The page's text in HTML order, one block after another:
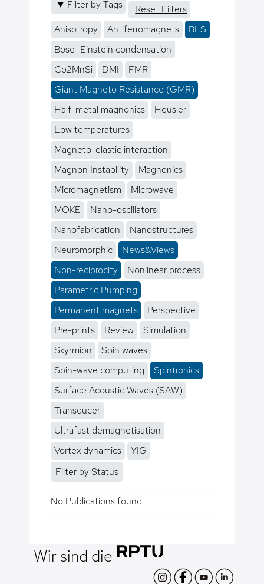
Filter by Tags
Reset Filters
Anisotropy
Antiferromagnets
BLS
Bose–Einstein condensation
Co2MnSi
DMI
FMR
Giant Magneto Resistance (GMR)
Half-metal magnonics
Heusler
Low temperatures
Magneto-elastic interaction
Magnon Instability
Magnonics
Micromagnetism
Microwave
MOKE
Nano-oscillators
Nanofabrication
Nanostructures
Neuromorphic
News&Views
Non-reciprocity
Nonlinear process
Parametric Pumping
Permanent magnets
Perspective
Pre-prints
Review
Simulation
Skyrmion
Spin waves
Spin-wave computing
Spintronics
Surface Acoustic Waves (SAW)
Transducer
Ultrafast demagnetisation
Vortex dynamics
YIG
Filter by Status
No Publications found
Wir sind die